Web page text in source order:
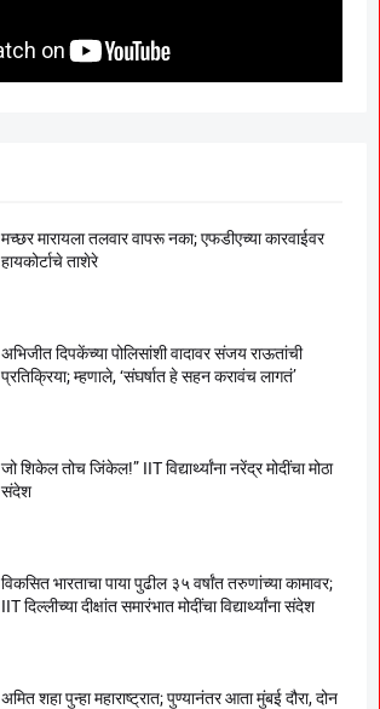
मच्छर मारायला तलवार वापरू नका; एफडीएच्या कारवाईवर
हायकोर्टाचे ताशेरे
अभिजीत दिपकेंच्या पोलिसांशी वादावर संजय राऊतांची
प्रतिक्रिया; म्हणाले, ‘संघर्षात हे सहन करावंच लागतं’
जो शिकेल तोच जिंकेल!” IIT विद्यार्थ्यांना नरेंद्र मोदींचा मोठा
संदेश
विकसित भारताचा पाया पुढील ३५ वर्षांत तरुणांच्या कामावर;
IIT दिल्लीच्या दीक्षांत समारंभात मोदींचा विद्यार्थ्यांना संदेश
अमित शहा पुन्हा महाराष्ट्रात; पुण्यानंतर आता मुंबई दौरा, दोन